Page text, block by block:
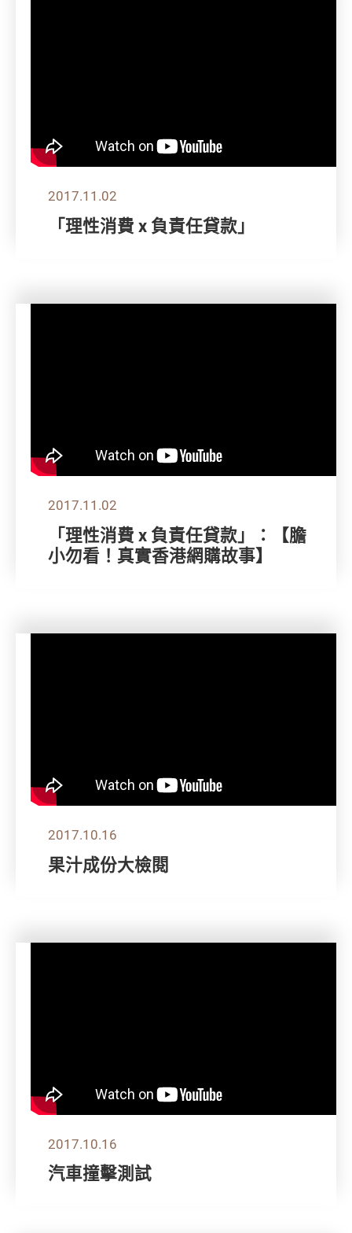
2017.11.02
「理性消費 x 負責任貸款」
2017.11.02
「理性消費 x 負責任貸款」：【膽
小勿看！真實香港網購故事】
2017.10.16
果汁成份大檢閱
2017.10.16
汽車撞擊測試